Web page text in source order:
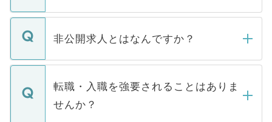
ご登録いただきましたら、弊社担当者がご
登録内容を確認し、その後メールもしくは
ます。通常、5営業日以内にはご連絡をせて
いただきますので、しばらくお待ちくださ
非公開求人とはなんですか？
マイナビDOCTORで取り扱っている求人の
うち約3割は、Webサイトからご覧いただ
けない「非公開求人」です。非公開求人は
下記の理由によって、一般には公開してい
転職・入職を強要されることはありま
せんか？